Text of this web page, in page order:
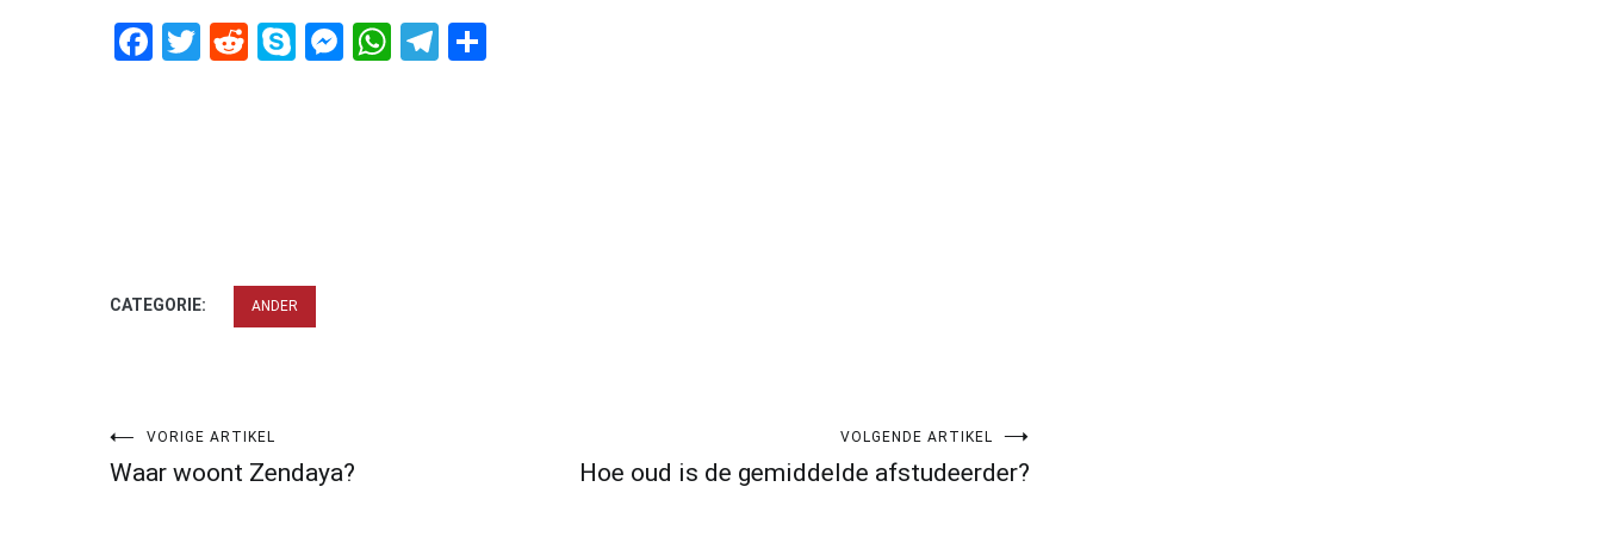
Facebook
Twitter
RedditSkypeMessenger
WhatsApp
Telegram
CATEGORIE: ANDER
Bericht
navigatie
VORIGE ARTIKEL
Waar woont Zendaya?
VOLGENDE ARTIKEL
Hoe oud is de gemiddelde afstudeerder?